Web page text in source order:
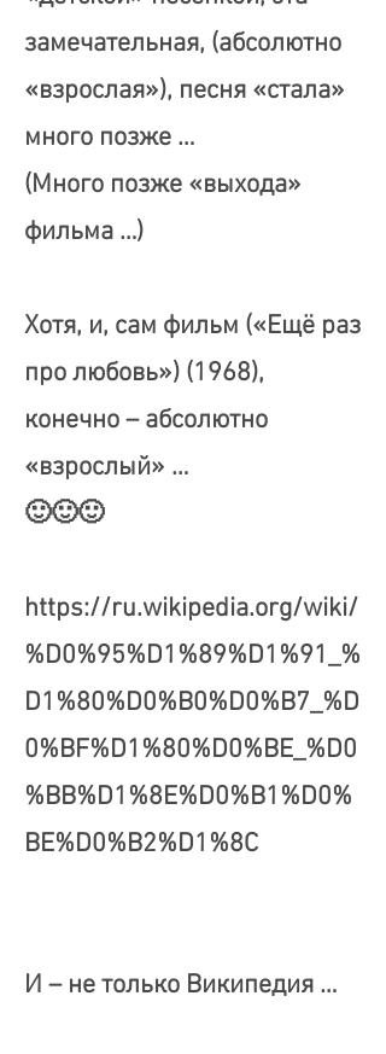
замечательная, (абсолютно
«взрослая»), песня «стала»
много позже …
(Много позже «выхода»
фильма …)
Хотя, и, сам фильм («Ещё раз
про любовь») (1968),
конечно – абсолютно
«взрослый» …
🙂🙂🙂
https://ru.wikipedia.org/wiki/
%D0%95%D1%89%D1%91_%
D1%80%D0%B0%D0%B7_%D
0%BF%D1%80%D0%BE_%D0
%BB%D1%8E%D0%B1%D0%
BE%D0%B2%D1%8C
И – не только Википедия …